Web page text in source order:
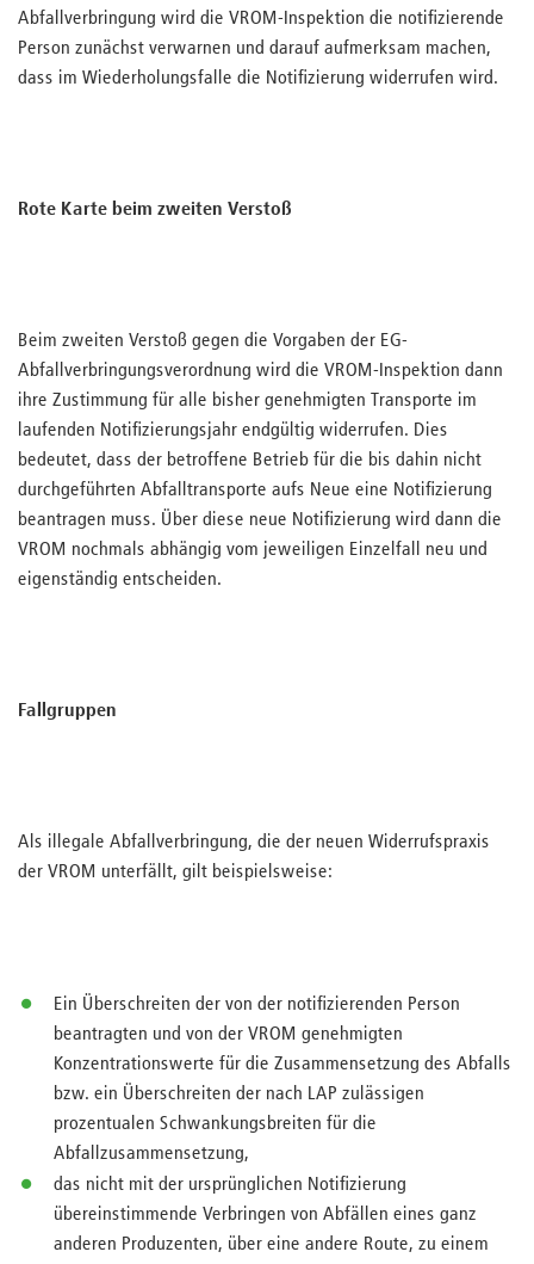
Abfallverbringung wird die VROM-Inspektion die notifizierende
Person zunächst verwarnen und darauf aufmerksam machen,
dass im Wiederholungsfalle die Notifizierung widerrufen wird.
Rote Karte beim zweiten Verstoß
Beim zweiten Verstoß gegen die Vorgaben der EG-
Abfallverbringungsverordnung wird die VROM-Inspektion dann
ihre Zustimmung für alle bisher genehmigten Transporte im
laufenden Notifizierungsjahr endgültig widerrufen. Dies
bedeutet, dass der betroffene Betrieb für die bis dahin nicht
durchgeführten Abfalltransporte aufs Neue eine Notifizierung
beantragen muss. Über diese neue Notifizierung wird dann die
VROM nochmals abhängig vom jeweiligen Einzelfall neu und
eigenständig entscheiden.
Fallgruppen
Als illegale Abfallverbringung, die der neuen Widerrufspraxis
der VROM unterfällt, gilt beispielsweise:
Ein Überschreiten der von der notifizierenden Person
beantragten und von der VROM genehmigten
Konzentrationswerte für die Zusammensetzung des Abfalls
bzw. ein Überschreiten der nach LAP zulässigen
prozentualen Schwankungsbreiten für die
Abfallzusammensetzung,
das nicht mit der ursprünglichen Notifizierung
übereinstimmende Verbringen von Abfällen eines ganz
anderen Produzenten, über eine andere Route, zu einem